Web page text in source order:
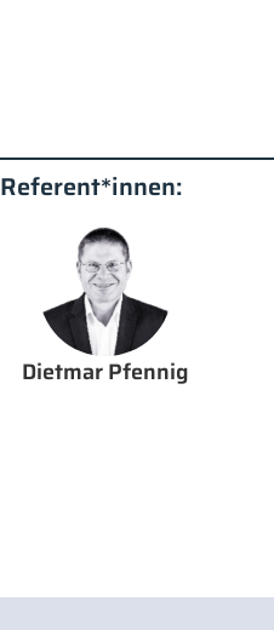
Referent*innen:
Dietmar Pfennig